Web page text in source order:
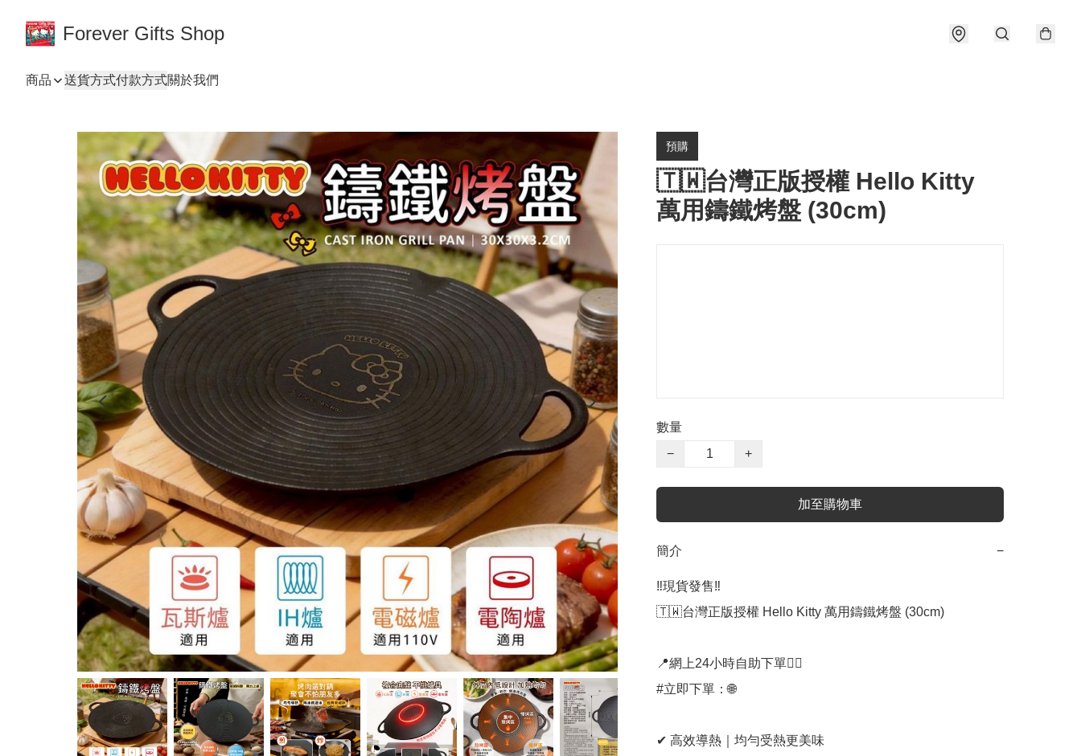
Forever Gifts Shop
商品 送貨方式付款方式關於我們
預購
🇹🇼台灣正版授權 Hello Kitty
萬用鑄鐵烤盤 (30cm)
數量
−
+
加至購物車
簡介 −
‼️現貨發售‼️
🇹🇼台灣正版授權 Hello Kitty 萬用鑄鐵烤盤 (30cm)
📍網上24小時自助下單👍🏻
#立即下單：🌐
✔ 高效導熱｜均勻受熱更美味